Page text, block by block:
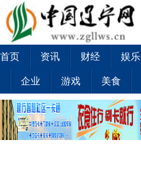
首页 资讯 财经 娱乐
企业 游戏 美食